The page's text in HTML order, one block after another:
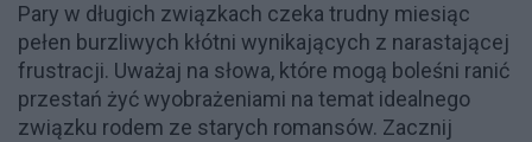
Pary w długich związkach czeka trudny miesiąc
pełen burzliwych kłótni wynikających z narastającej
frustracji. Uważaj na słowa, które mogą boleśni ranić
przestań żyć wyobrażeniami na temat idealnego
związku rodem ze starych romansów. Zacznij